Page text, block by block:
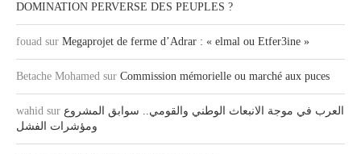
DOMINATION PERVERSE DES PEUPLES ?
fouad sur Megaprojet de ferme d’Adrar : « elmal ou Etfer3ine »
Betache Mohamed sur Commission mémorielle ou marché aux puces
wahid sur العرب في موجة الانبعاث الوطني والقومي.. سوابق المشروع
ومؤشرات الفشل